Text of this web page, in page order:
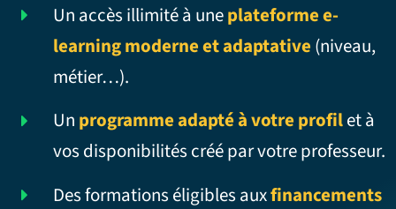
Un accès illimité à uneplateforme e-
learning moderne et adaptative (niveau,
métier…).
Un programme adapté à votre profilet à
vos disponibilités créé par votre professeur.
Des formations éligibles auxfinancements